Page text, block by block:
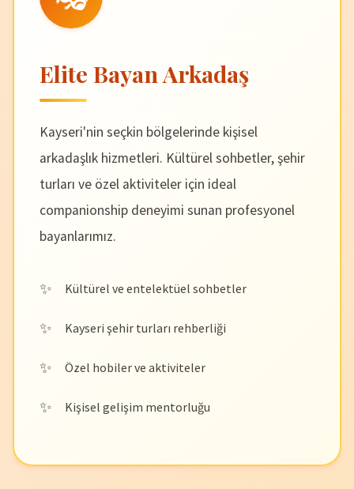
Elite Bayan Arkadaş
Kayseri'nin seçkin bölgelerinde kişisel
arkadaşlık hizmetleri. Kültürel sohbetler, şehir
turları ve özel aktiviteler için ideal
companionship deneyimi sunan profesyonel
bayanlarımız.
Kültürel ve entelektüel sohbetler
Kayseri şehir turları rehberliği
Özel hobiler ve aktiviteler
Kişisel gelişim mentorluğu